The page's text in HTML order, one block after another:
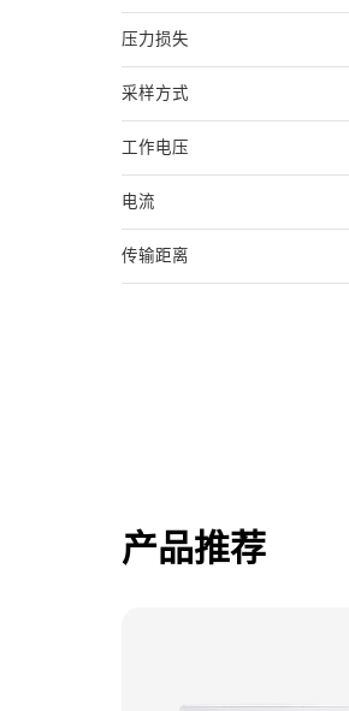
压力损失
采样方式
工作电压
电流
传输距离
产品推荐